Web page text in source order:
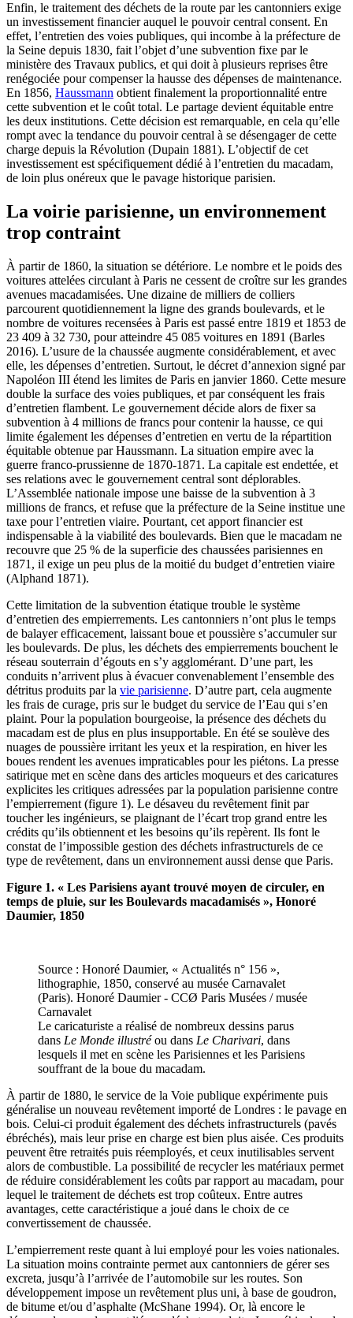
Enfin, le traitement des déchets de la route par les cantonniers exige
un investissement financier auquel le pouvoir central consent. En
effet, l’entretien des voies publiques, qui incombe à la préfecture de
la Seine depuis 1830, fait l’objet d’une subvention fixe par le
ministère des Travaux publics, et qui doit à plusieurs reprises être
renégociée pour compenser la hausse des dépenses de maintenance.
En 1856, Haussmann obtient finalement la proportionnalité entre
cette subvention et le coût total. Le partage devient équitable entre
les deux institutions. Cette décision est remarquable, en cela qu’elle
rompt avec la tendance du pouvoir central à se désengager de cette
charge depuis la Révolution (Dupain 1881). L’objectif de cet
investissement est spécifiquement dédié à l’entretien du macadam,
de loin plus onéreux que le pavage historique parisien.
La voirie parisienne, un environnement
trop contraint
À partir de 1860, la situation se détériore. Le nombre et le poids des
voitures attelées circulant à Paris ne cessent de croître sur les grandes
avenues macadamisées. Une dizaine de milliers de colliers
parcourent quotidiennement la ligne des grands boulevards, et le
nombre de voitures recensées à Paris est passé entre 1819 et 1853 de
23 409 à 32 730, pour atteindre 45 085 voitures en 1891 (Barles
2016). L’usure de la chaussée augmente considérablement, et avec
elle, les dépenses d’entretien. Surtout, le décret d’annexion signé par
Napoléon III étend les limites de Paris en janvier 1860. Cette mesure
double la surface des voies publiques, et par conséquent les frais
d’entretien flambent. Le gouvernement décide alors de fixer sa
subvention à 4 millions de francs pour contenir la hausse, ce qui
limite également les dépenses d’entretien en vertu de la répartition
équitable obtenue par Haussmann. La situation empire avec la
guerre franco-prussienne de 1870-1871. La capitale est endettée, et
ses relations avec le gouvernement central sont déplorables.
L’Assemblée nationale impose une baisse de la subvention à 3
millions de francs, et refuse que la préfecture de la Seine institue une
taxe pour l’entretien viaire. Pourtant, cet apport financier est
indispensable à la viabilité des boulevards. Bien que le macadam ne
recouvre que 25 % de la superficie des chaussées parisiennes en
1871, il exige un peu plus de la moitié du budget d’entretien viaire
(Alphand 1871).
Cette limitation de la subvention étatique trouble le système
d’entretien des empierrements. Les cantonniers n’ont plus le temps
de balayer efficacement, laissant boue et poussière s’accumuler sur
les boulevards. De plus, les déchets des empierrements bouchent le
réseau souterrain d’égouts en s’y agglomérant. D’une part, les
conduits n’arrivent plus à évacuer convenablement l’ensemble des
détritus produits par la vie parisienne. D’autre part, cela augmente
les frais de curage, pris sur le budget du service de l’Eau qui s’en
plaint. Pour la population bourgeoise, la présence des déchets du
macadam est de plus en plus insupportable. En été se soulève des
nuages de poussière irritant les yeux et la respiration, en hiver les
boues rendent les avenues impraticables pour les piétons. La presse
satirique met en scène dans des articles moqueurs et des caricatures
explicites les critiques adressées par la population parisienne contre
l’empierrement (figure 1). Le désaveu du revêtement finit par
toucher les ingénieurs, se plaignant de l’écart trop grand entre les
crédits qu’ils obtiennent et les besoins qu’ils repèrent. Ils font le
constat de l’impossible gestion des déchets infrastructurels de ce
type de revêtement, dans un environnement aussi dense que Paris.
Figure 1. « Les Parisiens ayant trouvé moyen de circuler, en
temps de pluie, sur les Boulevards macadamisés », Honoré
Daumier, 1850
Source : Honoré Daumier, « Actualités n° 156 »,
lithographie, 1850, conservé au musée Carnavalet
(Paris). Honoré Daumier - CCØ Paris Musées / musée
Carnavalet
Le caricaturiste a réalisé de nombreux dessins parus
dans Le Monde illustréou dans Le Charivari, dans
lesquels il met en scène les Parisiennes et les Parisiens
souffrant de la boue du macadam.
À partir de 1880, le service de la Voie publique expérimente puis
généralise un nouveau revêtement importé de Londres : le pavage en
bois. Celui-ci produit également des déchets infrastructurels (pavés
ébréchés), mais leur prise en charge est bien plus aisée. Ces produits
peuvent être retraités puis réemployés, et ceux inutilisables servent
alors de combustible. La possibilité de recycler les matériaux permet
de réduire considérablement les coûts par rapport au macadam, pour
lequel le traitement de déchets est trop coûteux. Entre autres
avantages, cette caractéristique a joué dans le choix de ce
convertissement de chaussée.
L’empierrement reste quant à lui employé pour les voies nationales.
La situation moins contrainte permet aux cantonniers de gérer ses
excreta, jusqu’à l’arrivée de l’automobile sur les routes. Son
développement impose un revêtement plus uni, à base de goudron,
de bitume et/ou d’asphalte (McShane 1994). Or, là encore le